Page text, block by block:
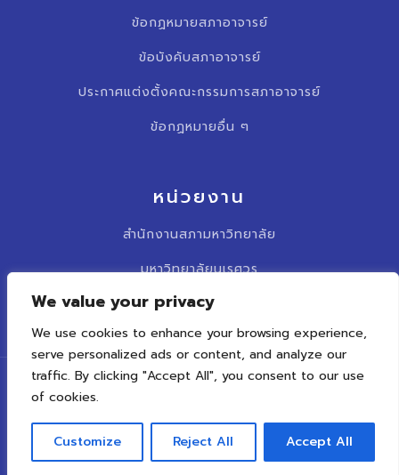
We value your privacy
We use cookies to enhance your browsing experience,
serve personalized ads or content, and analyze our
traffic. By clicking "Accept All", you consent to our use
of cookies.
Customize Reject All Accept All
ข้อกฏหมายสภาอาจารย์
ข้อบังคับสภาอาจารย์
ประกาศแต่งตั้งคณะกรรมการสภาอาจารย์
ข้อกฏหมายอื่น ๆ
หน่วยงาน
สำนักงานสภามหาวิทยาลัย
มหาวิทยาลัยนเรศวร
รวบเว็บไซต์สภาคณาจารย์
0 5596 2381 – 2